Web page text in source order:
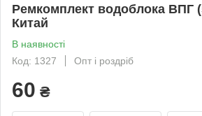
Ремкомплект водоблока ВПГ
Китай
В наявності
Код: 1327
Опт і роздріб
60 ₴